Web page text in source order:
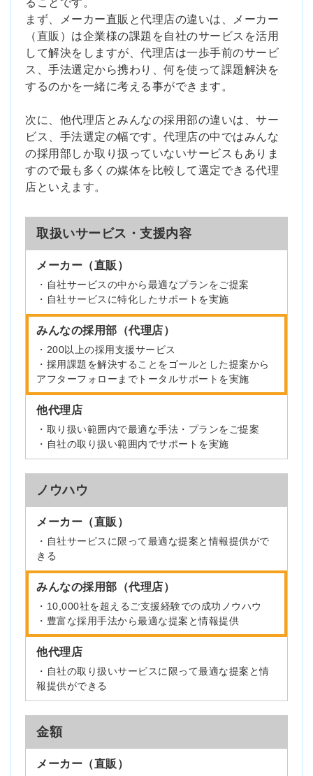
まず、メーカー直販と代理店の違いは、メーカー
（直販）は企業様の課題を自社のサービスを活用
して解決をしますが、代理店は一歩手前のサービ
ス、手法選定から携わり、何を使って課題解決を
するのかを一緒に考える事ができます。
次に、他代理店とみんなの採用部の違いは、サー
ビス、手法選定の幅です。代理店の中ではみんな
の採用部しか取り扱っていないサービスもありま
すので最も多くの媒体を比較して選定できる代理
店といえます。
取扱いサービス・支援内容
メーカー（直販）
・自社サービスの中から最適なプランをご提案
・自社サービスに特化したサポートを実施
みんなの採用部（代理店）
・200以上の採用支援サービス
・採用課題を解決することをゴールとした提案から
アフターフォローまでトータルサポートを実施
他代理店
・取り扱い範囲内で最適な手法・プランをご提案
・自社の取り扱い範囲内でサポートを実施
ノウハウ
メーカー（直販）
・自社サービスに限って最適な提案と情報提供がで
きる
みんなの採用部（代理店）
・10,000社を超えるご支援経験での成功ノウハウ
・豊富な採用手法から最適な提案と情報提供
他代理店
・自社の取り扱いサービスに限って最適な提案と情
報提供ができる
金額
メーカー（直販）